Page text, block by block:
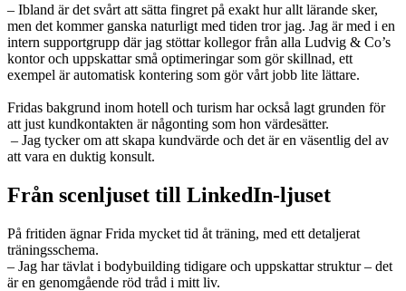
– Ibland är det svårt att sätta fingret på exakt hur allt lärande sker,
men det kommer ganska naturligt med tiden tror jag. Jag är med i en
intern supportgrupp där jag stöttar kollegor från alla Ludvig & Co’s
kontor och uppskattar små optimeringar som gör skillnad, ett
exempel är automatisk kontering som gör vårt jobb lite lättare.
Fridas bakgrund inom hotell och turism har också lagt grunden för
att just kundkontakten är någonting som hon värdesätter.
– Jag tycker om att skapa kundvärde och det är en väsentlig del av
att vara en duktig konsult.
Från scenljuset till LinkedIn-ljuset
På fritiden ägnar Frida mycket tid åt träning, med ett detaljerat
träningsschema.
– Jag har tävlat i bodybuilding tidigare och uppskattar struktur – det
är en genomgående röd tråd i mitt liv.